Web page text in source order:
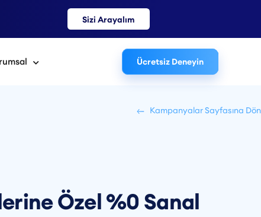
Sizi Arayalım
Ücretsiz Deneyin
Kampanyalar Sayfasına Dön
Özel %0 Sanal